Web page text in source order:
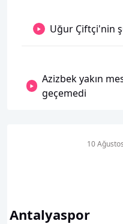
Uğur Çiftçi'nin
Azizbek yakın
geçemedi
Antalyaspor
10